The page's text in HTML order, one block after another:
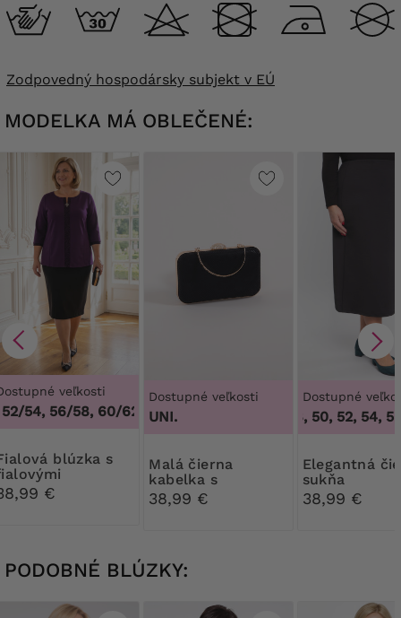
Zodpovedný hospodársky subjekt v EÚ
MODELKA MÁ OBLEČENÉ:
veľkosti
54, 56/58, 60/62, 48/50, 52/54, 56/58, 60/62
s
€
Dostupné veľkosti
UNI.
Malá čierna
kabelka s
diamantovým
zapínaním
38,99 €
Dostupné
46, 48, 50, 52, 54,
Elegantná čierna
sukňa
38,99 €
PODOBNÉ BLÚZKY: